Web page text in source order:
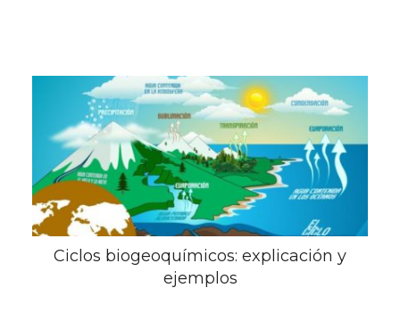
Ciclos biogeoquímicos: explicación y
ejemplos